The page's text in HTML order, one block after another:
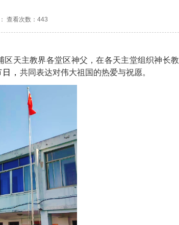
查看次数：443
区天主教界各堂区神父，在各天主堂组织神长教
， 共同表达对伟大祖国的热爱与祝愿。